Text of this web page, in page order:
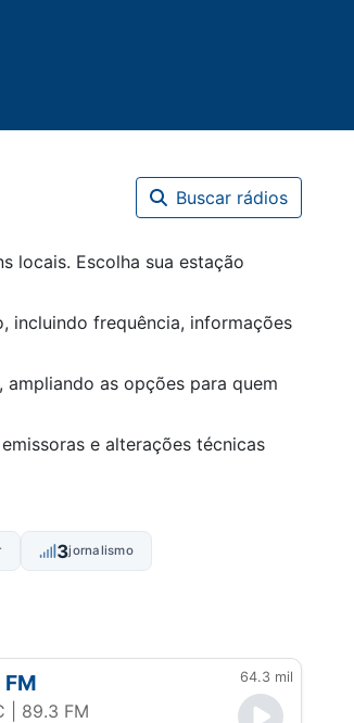
Buscar rádios
locais. Escolha sua estação
incluindo frequência, informações
, ampliando as opções para quem
e alterações técnicas
3jornalismo
64.3 mil
| 89.3 FM